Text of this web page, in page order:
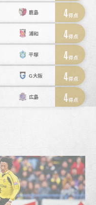
鹿島 4得点
浦和 4得点
平塚 4得点
Ｇ大阪 4得点
広島 4得点